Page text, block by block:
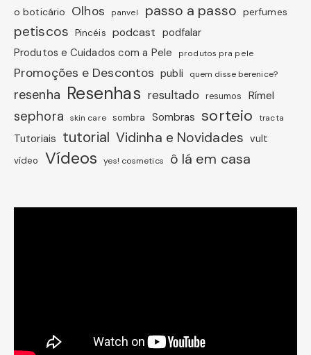
o boticário Olhos panvel passo a passo perfumes
petiscos Pincéis podcast podfalar
Produtos e Cuidados com a Pele
produtos pra pele
Promoções e Descontos publi quem disse berenice?
resenha Resenhas resultado resumos Rímel
sephora skin care sombra Sombras sorteio tracta
Tutoriais tutorial Vidinha e Novidades vult
vídeo Vídeos yes! cosmetics ô lá em casa